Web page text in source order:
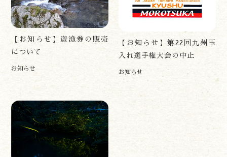
【お知らせ】遊漁券の販売
について
お知らせ
【お知らせ】第22回九州玉
入れ選手権大会の中止
お知らせ